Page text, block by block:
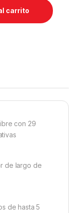
carrito
con 29
de largo de
de hasta 5